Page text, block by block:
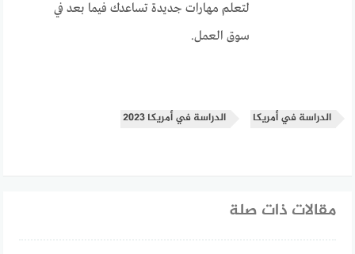
لتعلم مهارات جديدة تساعدك فيما بعد في
سوق العمل.
الدراسة في أمريكا الدراسة في أمريكا 2023
مقالات ذات صلة